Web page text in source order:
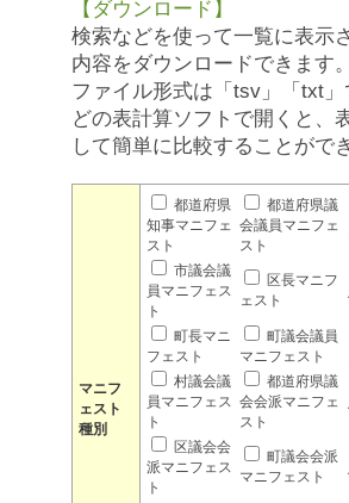
【ダウンロード】
検索などを使って一覧に表示
内容をダウンロードできます。
ファイル形式は「tsv」「txt
どの表計算ソフトで開くと、
して簡単に比較することがで
マニフ
ェスト
種別
都道府県
知事マニフェ
スト
都道府県議
会議員マニフェ
スト
市議会議
員マニフェス
ト
区長マニフ
ェスト
町長マニ
フェスト
町議会議員
マニフェスト
村議会議
員マニフェス
ト
都道府県議
会会派マニフェ
スト
区議会会
派マニフェス
ト
町議会会派
マニフェスト